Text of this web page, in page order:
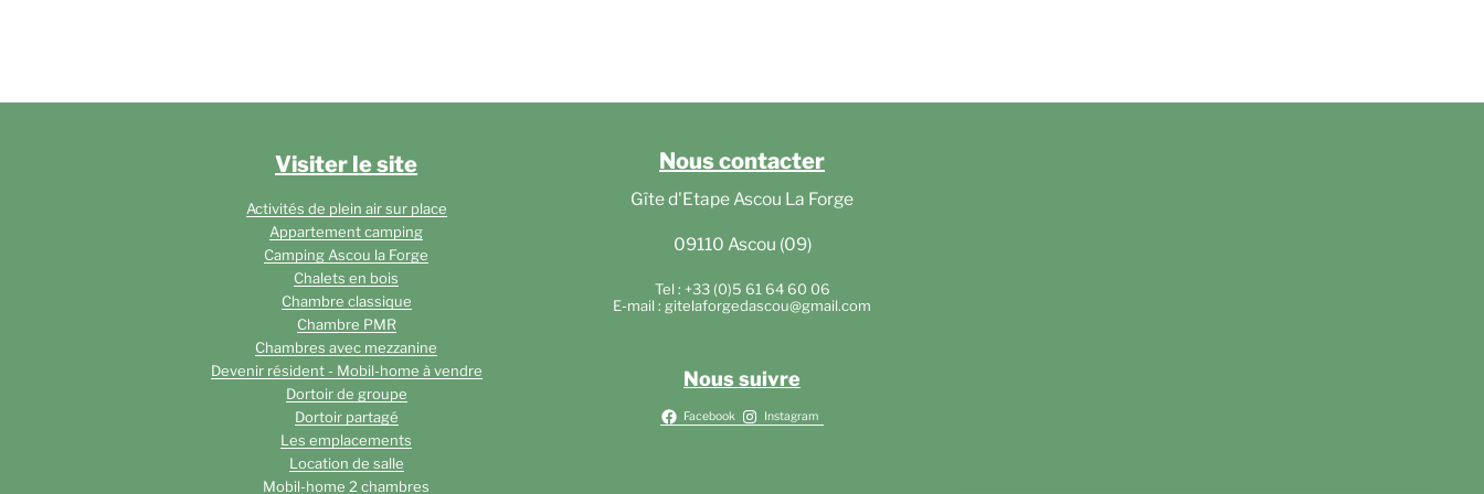
Visiter le site
Activités de plein air sur place
Appartement camping
Camping Ascou la Forge
Chalets en bois
Chambre classique
Chambre PMR
Chambres avec mezzanine
Devenir résident - Mobil-home à vendre
Dortoir de groupe
Dortoir partagé
Les emplacements
Location de salle
Mobil-home 2 chambres
Nous contacter
Gîte d'Etape Ascou La Forge
09110 Ascou (09)
Tel : +33 (0)5 61 64 60 06
E-mail : gitelaforgedascou@gmail.com
Nous suivre
Facebook Instagram